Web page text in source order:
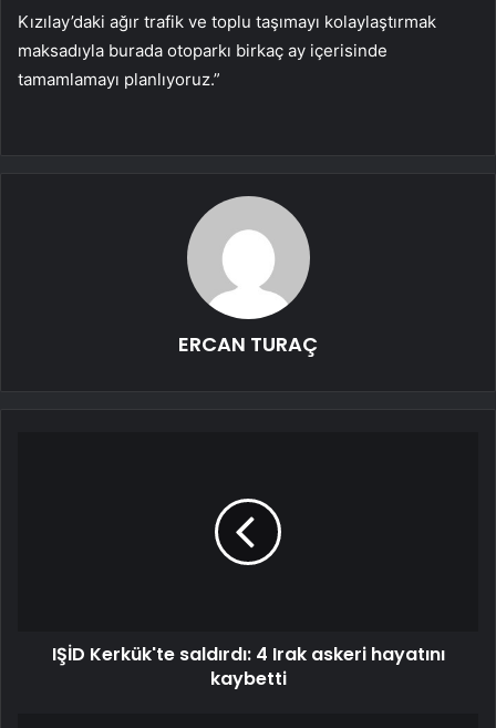
Kızılay’daki ağır trafik ve toplu taşımayı kolaylaştırmak
maksadıyla burada otoparkı birkaç ay içerisinde
tamamlamayı planlıyoruz.”
ERCAN TURAÇ
IŞİD Kerkük'te saldırdı: 4 Irak askeri hayatını
kaybetti